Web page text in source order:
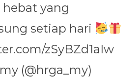
yang
setiap hari
zSyBZd1aIw
(@hrga_my)